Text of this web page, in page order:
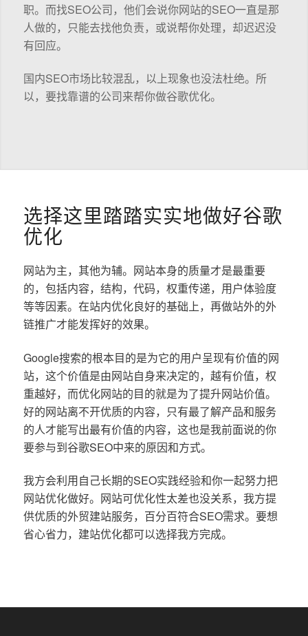
职。而找SEO公司，他们会说你网站的SEO一直是那
人做的，只能去找他负责，或说帮你处理，却迟迟没
有回应。
国内SEO市场比较混乱，以上现象也没法杜绝。所
以，要找靠谱的公司来帮你做谷歌优化。
选择这里踏踏实实地做好谷歌
优化
网站为主，其他为辅。网站本身的质量才是最重要
的，包括内容，结构，代码，权重传递，用户体验度
等等因素。在站内优化良好的基础上，再做站外的外
链推广才能发挥好的效果。
Google搜索的根本目的是为它的用户呈现有价值的网
站，这个价值是由网站自身来决定的，越有价值，权
重越好，而优化网站的目的就是为了提升网站价值。
好的网站离不开优质的内容，只有最了解产品和服务
的人才能写出最有价值的内容，这也是我前面说的你
要参与到谷歌SEO中来的原因和方式。
我方会利用自己长期的SEO实践经验和你一起努力把
网站优化做好。网站可优化性太差也没关系，我方提
供优质的外贸建站服务，百分百符合SEO需求。要想
省心省力，建站优化都可以选择我方完成。